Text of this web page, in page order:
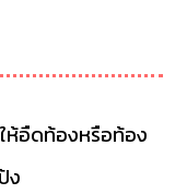
ห้อืดท้องหรือท้อง
ง